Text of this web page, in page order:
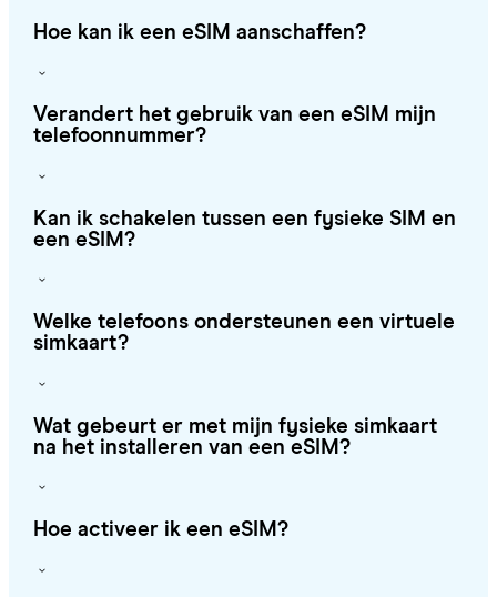
Hoe kan ik een eSIM aanschaffen?
Verandert het gebruik van een eSIM mijn
telefoonnummer?
Kan ik schakelen tussen een fysieke SIM en
een eSIM?
Welke telefoons ondersteunen een virtuele
simkaart?
Wat gebeurt er met mijn fysieke simkaart
na het installeren van een eSIM?
Hoe activeer ik een eSIM?